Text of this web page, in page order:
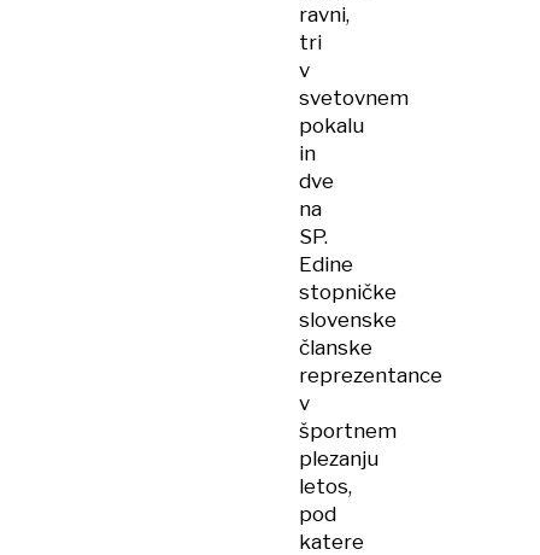
ravni,
tri
v
svetovnem
pokalu
in
dve
na
SP.
Edine
stopničke
slovenske
članske
reprezentance
v
športnem
plezanju
letos,
pod
katere